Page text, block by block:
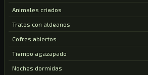
Animales criados
Tratos con aldeanos
Cofres abiertos
Tiempo agazapado
Noches dormidas